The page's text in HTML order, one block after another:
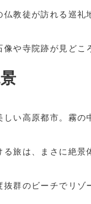
教徒が訪れる巡礼
や寺院跡が見どこ
い高原都市。霧
旅は、まさに絶景
群のビーチでリゾ